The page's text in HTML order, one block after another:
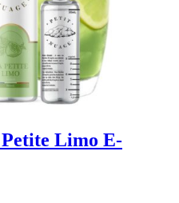
Limo E-